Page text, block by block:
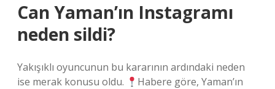
Can Yaman’ın Instagramı
neden sildi?
Yakışıklı oyuncunun bu kararının ardındaki neden
ise merak konusu oldu.
Habere göre, Yaman’ın